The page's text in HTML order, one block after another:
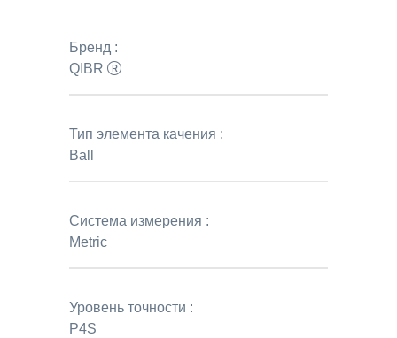
Бренд :
QIBR
Тип элемента качения :
Ball
Система измерения :
Metric
Уровень точности :
P4S